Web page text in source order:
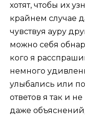
хотят, чтобы их
крайнем случае
чувствуя ауру
можно себя
кого я
немного
улыбались или
ответов я так и
даже